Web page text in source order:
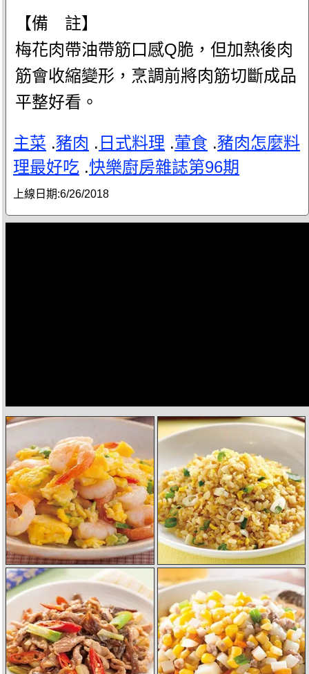
【備 註】
梅花肉帶油帶筋口感Q脆，但加熱後肉
筋會收縮變形，烹調前將肉筋切斷成品
平整好看。
主菜 .豬肉 . 日式料理 .葷食 .豬肉怎麼料
理最好吃 .快樂廚房雜誌第96期
上線日期:6/26/2018